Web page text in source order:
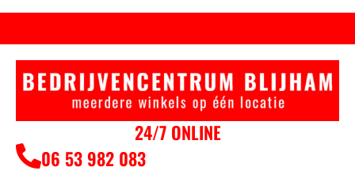
24/7 ONLINE
06 53 982 083